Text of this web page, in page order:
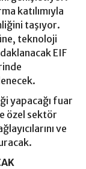
katılımıyla
taşıyor.
teknoloji
EIF
yapacağı fuar
özel sektör
ve